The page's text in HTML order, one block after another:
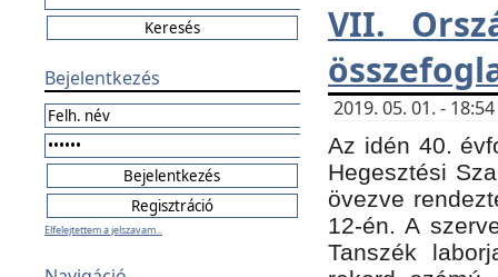
Bejelentkezés
Elfelejtettem a jelszavam...
VII.
2019. 05. 01. -
Az idén 40.
Hegesztési
övezve
12-én. A
Tanszék